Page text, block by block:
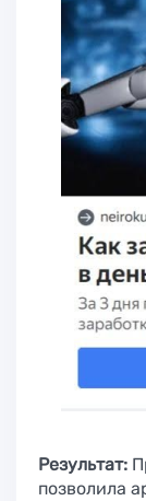
Результат:
позволила